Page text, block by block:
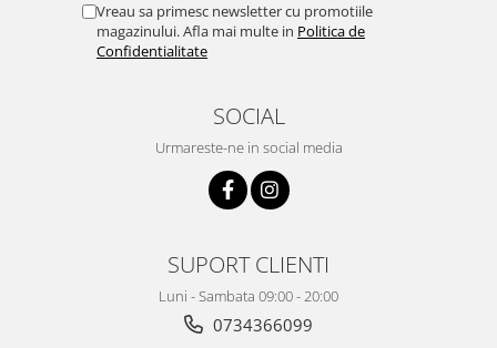
Vreau sa primesc newsletter cu promotiile
magazinului. Afla mai multe in Politica de
Confidentialitate
SOCIAL
Urmareste-ne in social media
SUPORT CLIENTI
Luni - Sambata 09:00 - 20:00
0734366099